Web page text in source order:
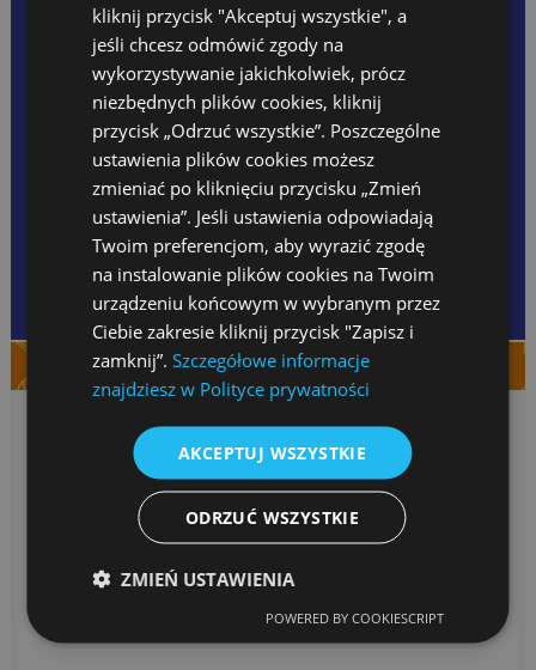
TEACHERS ZONE
Anglojęzyczna Szkoła Podstawowa
Szkoła Języka Angielskiego International House
TEL.: 33 818-12-62
KOM.: 505 668 923
Dzień piłkarza
kliknij przycisk "Akceptuj wszystkie", a
jeśli chcesz odmówić zgody na
wykorzystywanie jakichkolwiek, prócz
niezbędnych plików cookies, kliknij
przycisk „Odrzuć wszystkie”. Poszczególne
ustawienia plików cookies możesz
zmieniać po kliknięciu przycisku „Zmień
ustawienia”. Jeśli ustawienia odpowiadają
Twoim preferencjom, aby wyrazić zgodę
na instalowanie plików cookies na Twoim
urządzeniu końcowym w wybranym przez
Ciebie zakresie kliknij przycisk "Zapisz i
zamknij”.Szczegółowe informacje
znajdziesz w Polityce prywatności
AKCEPTUJ WSZYSTKIE
ODRZUĆ WSZYSTKIE
ZMIEŃ USTAWIENIA
POWERED BY COOKIESCRIPT